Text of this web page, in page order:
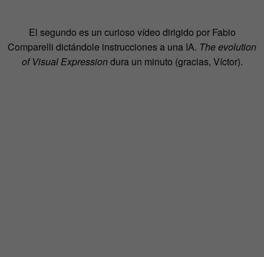
El segundo es un curioso vídeo dirigido por Fabio
Comparelli dictándole instrucciones a una IA. The evolution
of Visual Expressiondura un minuto (gracias, Víctor).